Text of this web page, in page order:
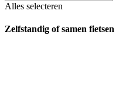
Alles selecteren
Zelfstandig of samen fietsen